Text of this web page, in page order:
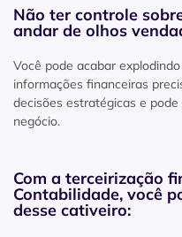
Não ter controle
andar de olhos
Você pode acabar
informações financeiras
decisões estratégicas e
negócio.
Com a terceirização
Contabilidade, você
desse cativeiro: